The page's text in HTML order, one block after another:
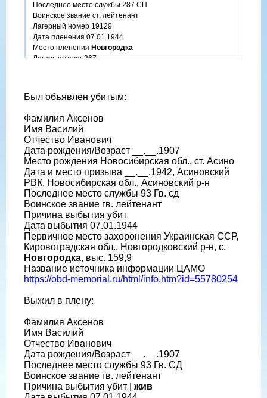
Последнее место службы 287 СП
Воинское звание ст. лейтенант
Лагерный номер 19129
Дата пленения 07.01.1944
Место пленения Новгородка
Лагерь шталаг 367
военнопленных офицеров
id=272012369&page=1
Был объявлен убитым:
Фамилия Аксенов
Имя Василий
Отчество Иванович
Дата рождения/Возраст __.__.1907
Место рождения Новосибирская обл., ст. Асино
Дата и место призыва __.__.1942, Асиновский
РВК, Новосибирская обл., Асиновский р-н
Последнее место службы 93 Гв. сд
Воинское звание гв. лейтенант
Причина выбытия убит
Дата выбытия 07.01.1944
Первичное место захоронения Украинская ССР,
Кировоградская обл., Новгородковский р-н, с.
Новгородка, выс. 159,9
Название источника информации ЦАМО
https://obd-memorial.ru/html/info.htm?id=55780254
Выжил в плену:
Фамилия Аксенов
Имя Василий
Отчество Иванович
Дата рождения/Возраст __.__.1907
Последнее место службы 93 Гв. СД
Воинское звание гв. лейтенант
Причина выбытия убит |
жив